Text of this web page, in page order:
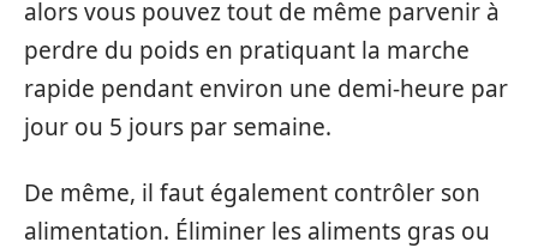
alors vous pouvez tout de même parvenir à
perdre du poids en pratiquant la marche
rapide pendant environ une demi-heure par
jour ou 5 jours par semaine.
De même, il faut également contrôler son
alimentation. Éliminer les aliments gras ou